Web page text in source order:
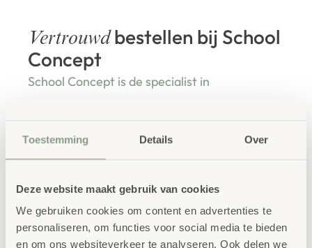
Toestemming Details Over
Deze website maakt gebruik van cookies
We gebruiken cookies om content en advertenties te
personaliseren, om functies voor social media te bieden
en om ons websiteverkeer te analyseren. Ook delen we
Vertrouwdbestellen bij School
Concept
School Concept is de specialist in
leeromgeving inspireert wanneer deze
aansluit bij de behoeften van kinderen én
leerkrachten.